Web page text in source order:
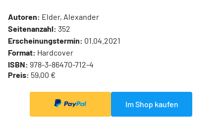
Autoren: Elder, Alexander
Seitenanzahl: 352
Erscheinungstermin: 01.04.2021
Format: Hardcover
ISBN: 978-3-86470-712-4
Preis: 59,00 €
Im Shop kaufen